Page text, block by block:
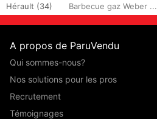
Hérault (34)
Barbecue gaz Weber ...
A propos de ParuVendu
Qui sommes-nous?
Nos solutions pour les pros
Recrutement
Témoignages